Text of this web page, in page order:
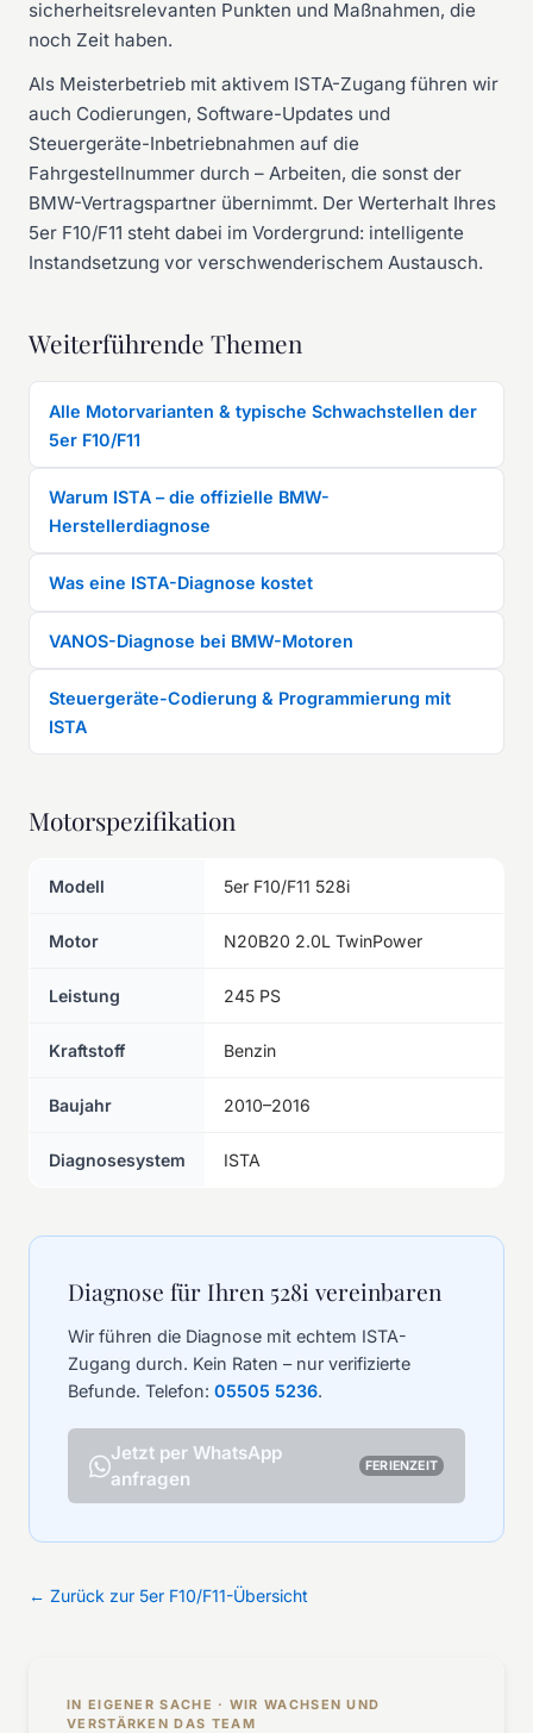
sicherheitsrelevanten Punkten und Maßnahmen, die
noch Zeit haben.
Als Meisterbetrieb mit aktivem ISTA-Zugang führen wir
auch Codierungen, Software-Updates und
Steuergeräte-Inbetriebnahmen auf die
Fahrgestellnummer durch – Arbeiten, die sonst der
BMW-Vertragspartner übernimmt. Der Werterhalt Ihres
5er F10/F11 steht dabei im Vordergrund: intelligente
Instandsetzung vor verschwenderischem Austausch.
Weiterführende Themen
Alle Motorvarianten & typische Schwachstellen der
5er F10/F11
Warum ISTA – die offizielle BMW-
Herstellerdiagnose
Was eine ISTA-Diagnose kostet
VANOS-Diagnose bei BMW-Motoren
Steuergeräte-Codierung & Programmierung mit
ISTA
Motorspezifikation
Modell 5er F10/F11 528i
Motor N20B20 2.0L TwinPower
Leistung 245 PS
Kraftstoff Benzin
Baujahr 2010–2016
Diagnosesystem ISTA
Diagnose für Ihren 528i vereinbaren
Wir führen die Diagnose mit echtem ISTA-
Zugang durch. Kein Raten – nur verifizierte
Befunde. Telefon: 05505 5236.
Jetzt per WhatsApp
anfragen
FERIENZEIT
← Zurück zur 5er F10/F11-Übersicht
IN EIGENER SACHE · WIR WACHSEN UND
VERSTÄRKEN DAS TEAM